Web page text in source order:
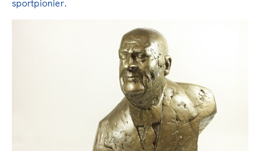
Sport gaat niet vanzelf
Handboek Wet- en Regelgeving
Opleidingen en trainingen
High5 Stappenplan
Ruimte voor sport
Paralympische Spelen LA28
Europese Spelen Istanbul 2027
Maatschappelijke waarde topsport
Top teamsportcompetities
sportpionier.